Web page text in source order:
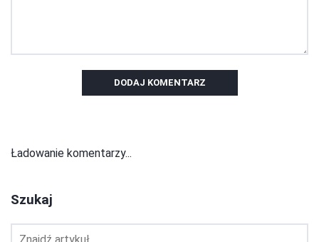
DODAJ KOMENTARZ
Ładowanie komentarzy...
Szukaj